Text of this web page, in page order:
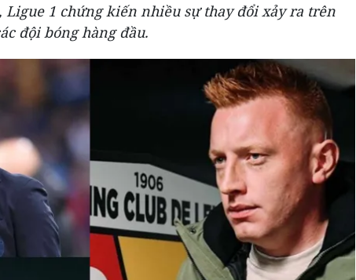
Ligue 1 chứng kiến nhiều sự thay đổi xảy ra trên
đội bóng hàng đầu.